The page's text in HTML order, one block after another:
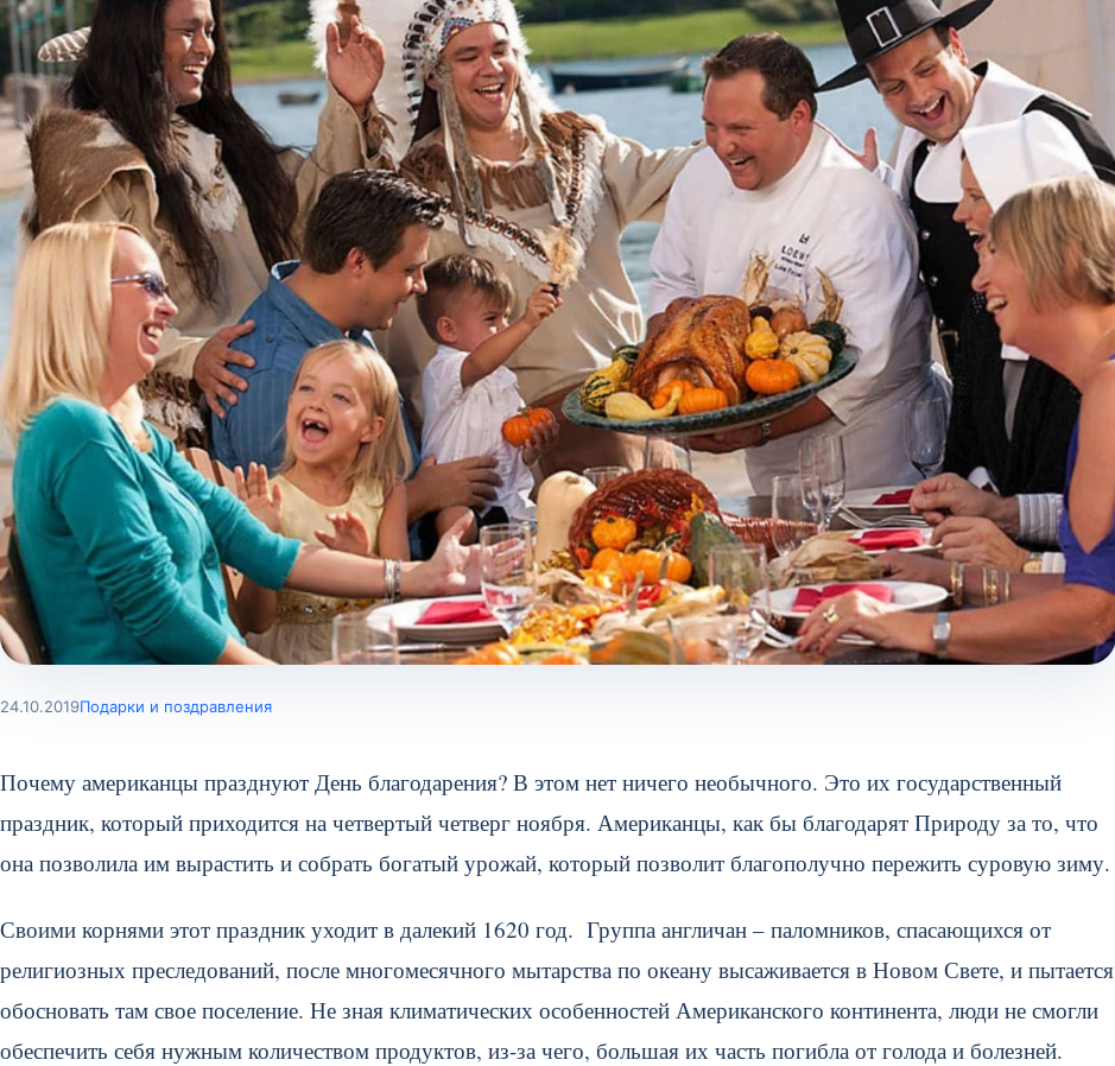
24.10.2019Подарки и поздравления
Почему американцы празднуют День благодарения? В этом нет ничего необычного. Это их государственный
праздник, который приходится на четвертый четверг ноября. Американцы, как бы благодарят Природу за то, что
она позволила им вырастить и собрать богатый урожай, который позволит благополучно пережить суровую зиму.
Своими корнями этот праздник уходит в далекий 1620 год. Группа англичан – паломников, спасающихся от
религиозных преследований, после многомесячного мытарства по океану высаживается в Новом Свете, и пытается
обосновать там свое поселение. Не зная климатических особенностей Американского континента, люди не смогли
обеспечить себя нужным количеством продуктов, из-за чего, большая их часть погибла от голода и болезней.